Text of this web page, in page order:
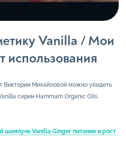
Vanilla / Мои
использования
Виктории Михайловой можно увидеть
серии Hammam Organic Oils.
шампунь Vanilla Ginger питание и рост